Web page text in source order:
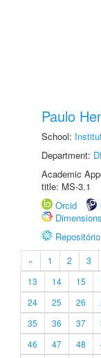
Paulo
School:
Department:
Academic
title: MS-3.1
Orcid
Dimensions
« 1 2 3
13
14 15
24
25 26
35
36 37
46
47 48